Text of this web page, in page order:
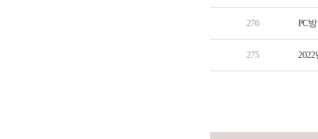
276 PC
275 2022